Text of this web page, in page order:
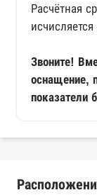
Расчётная
исчисляется
Звоните!
оснащение,
показатели